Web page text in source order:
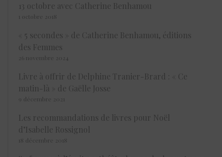
13 octobre avec Catherine Benhamou
1 octobre 2018
« 5 secondes » de Catherine Benhamou, éditions
des Femmes
26 novembre 2024
Livre à offrir de Delphine Tranier-Brard : « Ce
matin-là » de Gaëlle Josse
9 décembre 2021
Les recommandations de livres pour Noël
d’Isabelle Rossignol
18 décembre 2018